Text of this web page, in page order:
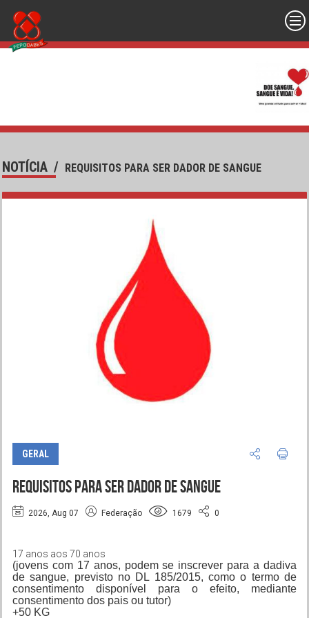
NOTÍCIA / REQUISITOS PARA SER DADOR DE SANGUE
GERAL
REQUISITOS PARA SER DADOR DE SANGUE
2026, Aug 07 Federação 1679 0
17 anos aos 70 anos
(jovens com 17 anos, podem se inscrever para a dadiva
de sangue, previsto no DL 185/2015, como o termo de
consentimento disponível para o efeito, mediante
consentimento dos pais ou tutor)
+50 KG